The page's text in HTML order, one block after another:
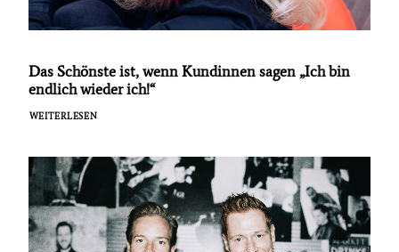
Das Schönste ist, wenn Kundinnen sagen „Ich bin
endlich wieder ich!“
WEITERLESEN